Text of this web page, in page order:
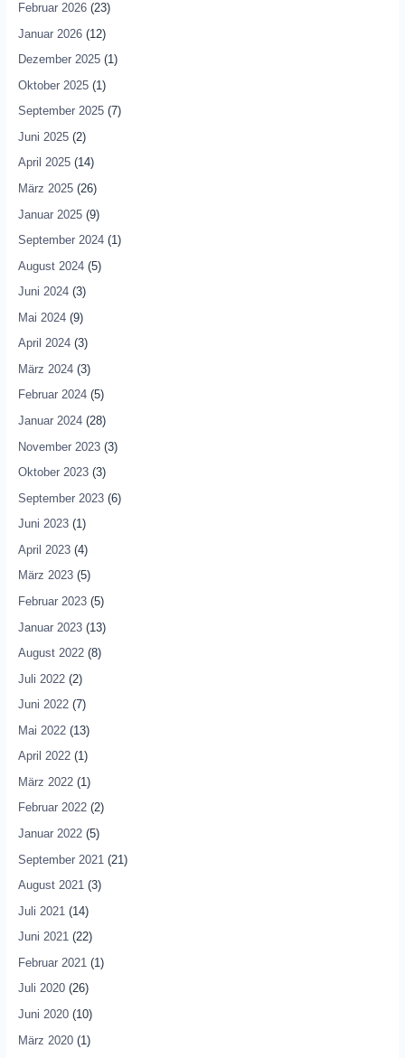
Februar 2026(23)
Januar 2026(12)
Dezember 2025(1)
Oktober 2025(1)
September 2025(7)
Juni 2025(2)
April 2025(14)
März 2025(26)
Januar 2025(9)
September 2024(1)
August 2024(5)
Juni 2024(3)
Mai 2024(9)
April 2024(3)
März 2024(3)
Februar 2024(5)
Januar 2024(28)
November 2023(3)
Oktober 2023(3)
September 2023(6)
Juni 2023(1)
April 2023(4)
März 2023(5)
Februar 2023(5)
Januar 2023(13)
August 2022(8)
Juli 2022(2)
Juni 2022(7)
Mai 2022(13)
April 2022(1)
März 2022(1)
Februar 2022(2)
Januar 2022(5)
September 2021 (21)
August 2021(3)
Juli 2021 (14)
Juni 2021(22)
Februar 2021 (1)
Juli 2020(26)
Juni 2020(10)
März 2020(1)